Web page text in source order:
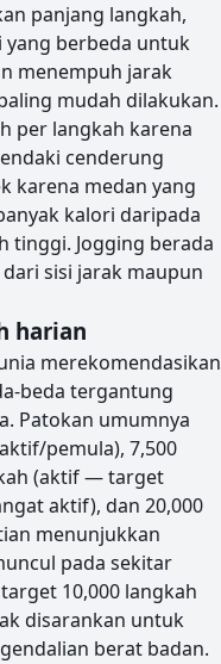
panjang langkah,
yang berbeda untuk
menempuh jarak
mudah dilakukan.
per langkah karena
cenderung
karena medan yang
kalori daripada
tinggi. Jogging berada
sisi jarak maupun
harian
merekomendasikan
beda tergantung
Patokan umumnya
pemula), 7,500
(aktif — target
aktif), dan 20,000
menunjukkan
pada sekitar
10,000 langkah
disarankan untuk
berat badan.